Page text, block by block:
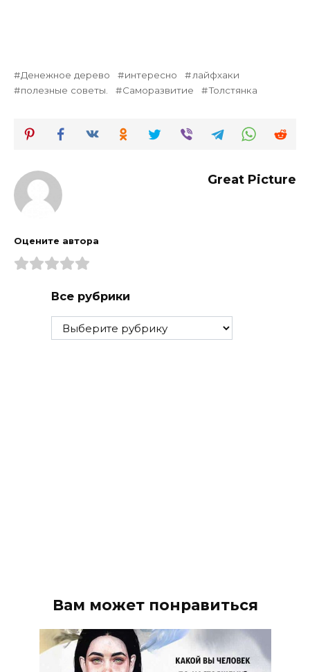
Денежное дерево интересно
лайфхаки
полезные советы.
Саморазвитие Толстянка
Great Picture
Оцените автора
Все рубрики
Все
рубрики
Вам может понравиться